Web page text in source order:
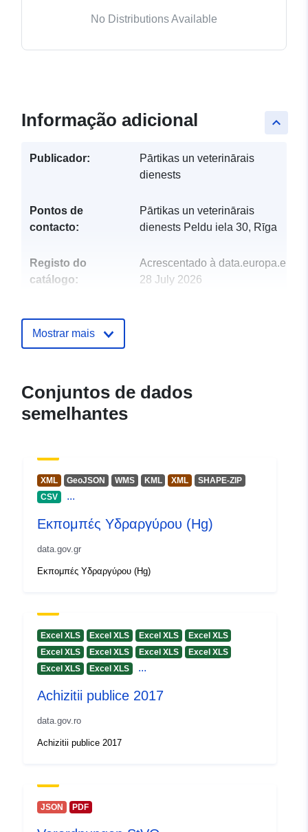
No Distributions Available
keyboard_arrow_up
Informação adicional
Publicador:
Pārtikas un veterinārais
dienests
Pontos de
contacto:
Pārtikas un veterinārais
dienests Peldu iela 30, Rīga
Registo do
catálogo:
Acrescentado à data.europa.eu:
28 July 2026
Identificadores:
uriRef: http://data.europa.eu/88u/dataset/
Direitos de
Mostrar mais
Conjuntos de dados
semelhantes
XML GeoJSON WMS KML XML
SHAPE-ZIP
CSV
...
Εκπομπές Υδραργύρου (Hg)
data.gov.gr
Εκπομπές Υδραργύρου (Hg)
Excel XLS Excel XLS Excel XLS
Excel XLS
Excel XLS
Excel XLS Excel XLS
Excel XLS
Excel XLS
Excel XLS ...
Achizitii publice 2017
data.gov.ro
Achizitii publice 2017
JSON PDF